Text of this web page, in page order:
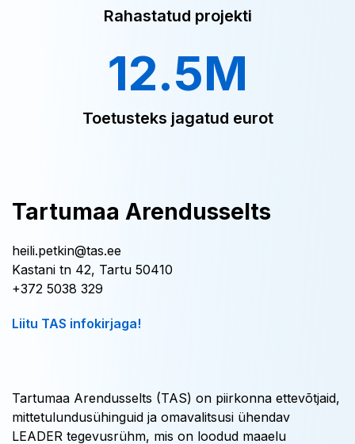
Rahastatud projekti
12.5M
Toetusteks jagatud eurot
Tartumaa Arendusselts
heili.petkin@tas.ee
Kastani tn 42, Tartu 50410
+372 5038 329
Liitu TAS infokirjaga!
Tartumaa Arendusselts (TAS) on piirkonna ettevõtjaid,
mittetulundusühinguid ja omavalitsusi ühendav
LEADER tegevusrühm, mis on loodud maaelu